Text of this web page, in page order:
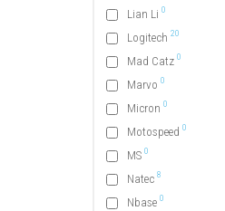
Lian Li 0
Logitech 20
Mad Catz 0
Marvo 0
Micron 0
Motospeed 0
MS 0
Natec 8
Nbase 0